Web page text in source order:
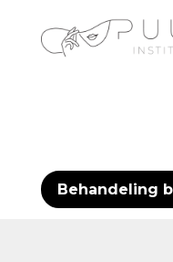
Behandeling